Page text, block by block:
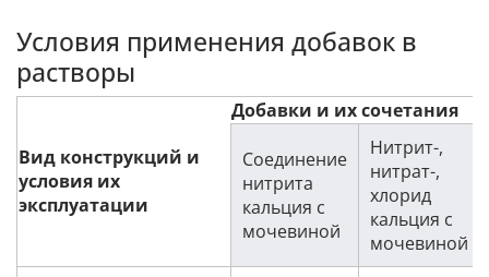
Условия применения добавок в
растворы
Вид конструкций и
условия их
эксплуатации
Добавки и их сочетания
Соединение
нитрита
кальция с
мочевиной
Нитрит-,
нитрат-,
хлорид
кальция с
мочевиной